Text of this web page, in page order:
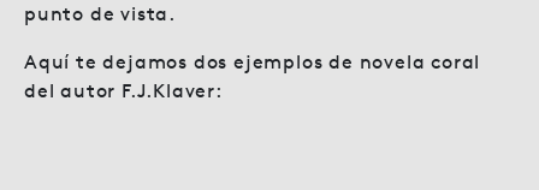
punto de vista.
Aquí te dejamos dos ejemplos de novela coral
del autor F.J.Klaver: